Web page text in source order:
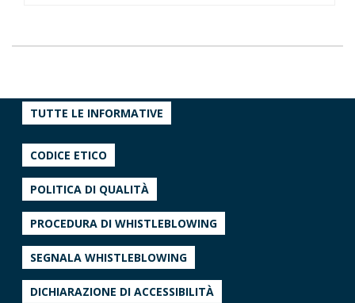
TUTTE LE INFORMATIVE
CODICE ETICO
POLITICA DI QUALITÀ
PROCEDURA DI WHISTLEBLOWING
SEGNALA WHISTLEBLOWING
DICHIARAZIONE DI ACCESSIBILITÀ